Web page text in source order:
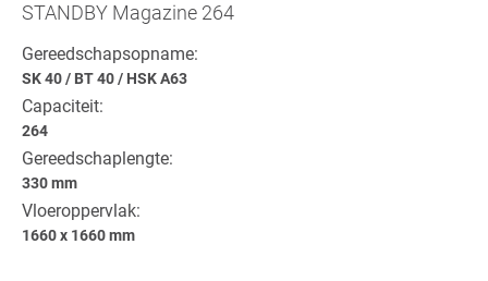
STANDBY Magazine 264
Gereedschapsopname:
SK 40/ BT 40/ HSK A63
Capaciteit:
264
Gereedschaplengte:
330 mm
Vloeroppervlak:
1660 x 1660 mm